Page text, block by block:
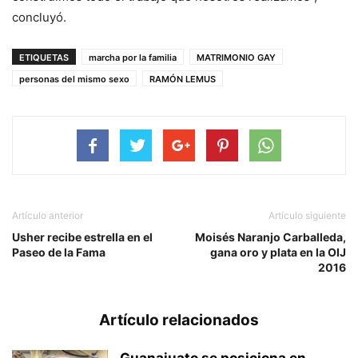
concluyó.
ETIQUETAS marcha por la familia
MATRIMONIO GAY
personas del mismo sexo
RAMÓN LEMUS
Artículo anterior
Usher recibe estrella en el
Paseo de la Fama
Artículo siguiente
Moisés Naranjo Carballeda,
gana oro y plata en la OIJ
2016
Artículo relacionados